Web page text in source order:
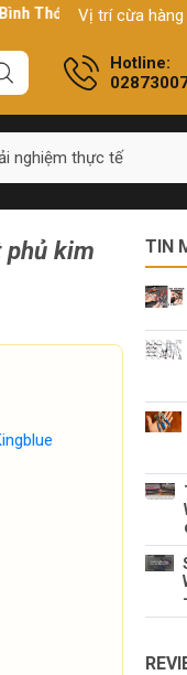
P10, Q11, HCMVị trí cừa hàng
Hotline:
nghiệm thực tế
phủ kim
TIN